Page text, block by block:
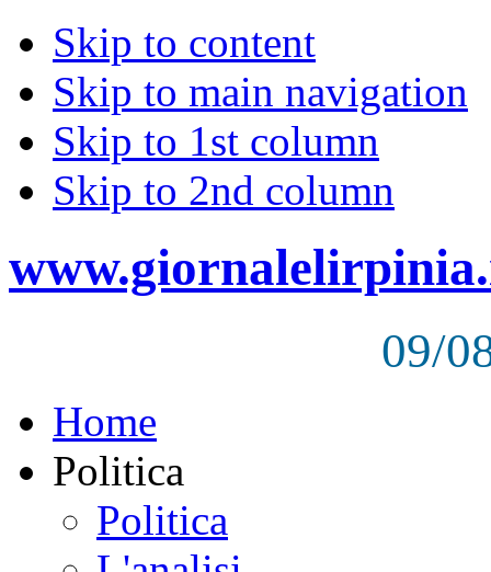
Skip to content
Skip to main navigation
Skip to 1st column
Skip to 2nd column
09/
Home
Politica
Politica